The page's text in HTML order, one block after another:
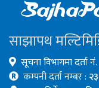
साझापथ
सूचना विभागमा दर्ता नं.
कम्पनी दर्ता नम्बर :